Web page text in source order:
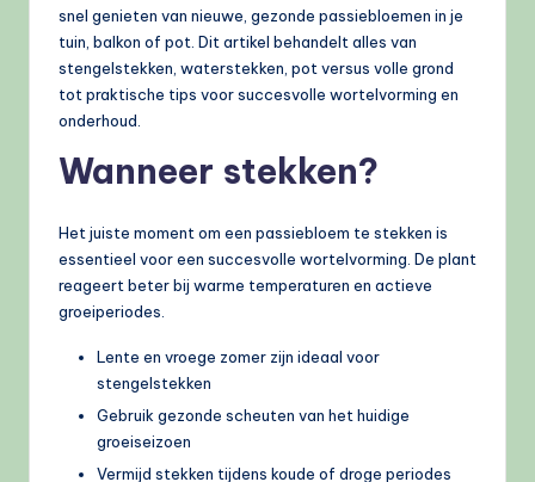
snel genieten van nieuwe, gezonde passiebloemen in je
tuin, balkon of pot. Dit artikel behandelt alles van
stengelstekken, waterstekken, pot versus volle grond
tot praktische tips voor succesvolle wortelvorming en
onderhoud.
Wanneer stekken?
Het juiste moment om een passiebloem te stekken is
essentieel voor een succesvolle wortelvorming. De plant
reageert beter bij warme temperaturen en actieve
groeiperiodes.
Lente en vroege zomer zijn ideaal voor
stengelstekken
Gebruik gezonde scheuten van het huidige
groeiseizoen
Vermijd stekken tijdens koude of droge periodes